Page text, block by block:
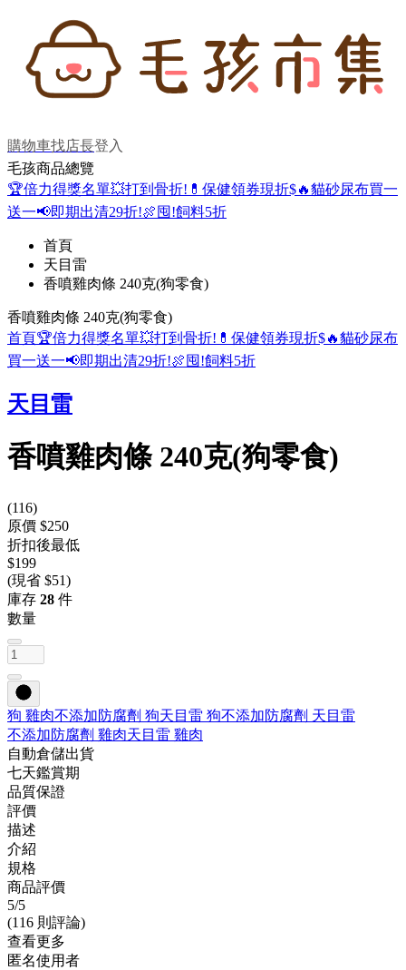
購物車找店長登入
毛孩商品總覽
🏆倍力得獎名單💥打到骨折! 💊保健領券現折$🔥貓砂尿布買一
送一📢即期出清29折!🍖囤!飼料5折
首頁
天目雷
香噴雞肉條 240克(狗零食)
香噴雞肉條 240克(狗零食)
首頁🏆倍力得獎名單💥打到骨折! 💊保健領券現折$🔥貓砂尿布
買一送一📢即期出清29折!🍖囤!飼料5折
天目雷
香噴雞肉條 240克(狗零食)
(116)
原價 $250
折扣後最低
$199
(現省 $51)
庫存 28 件
數量
狗 雞肉不添加防腐劑 狗天目雷 狗不添加防腐劑 天目雷
不添加防腐劑 雞肉天目雷 雞肉
自動倉儲出貨
七天鑑賞期
品質保證
評價
描述
介紹
規格
商品評價
5/5
(116 則評論)
查看更多
匿名使用者